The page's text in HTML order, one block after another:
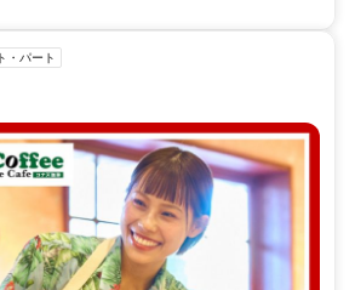
・パート